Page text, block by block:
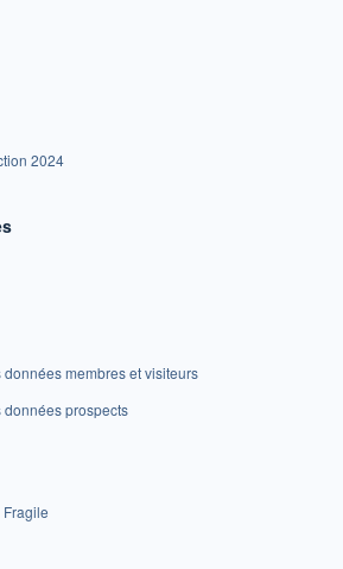
2024
membres et visiteurs
prospects